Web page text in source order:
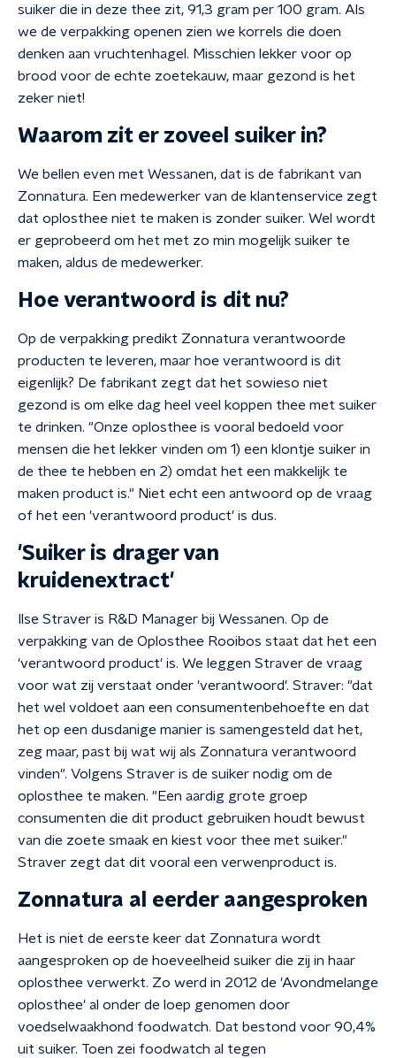
suiker die in deze thee zit, 91,3 gram per 100 gram. Als
we de verpakking openen zien we korrels die doen
denken aan vruchtenhagel. Misschien lekker voor op
brood voor de echte zoetekauw, maar gezond is het
zeker niet!
Waarom zit er zoveel suiker in?
We bellen even met Wessanen, dat is de fabrikant van
Zonnatura. Een medewerker van de klantenservice zegt
dat oplosthee niet te maken is zonder suiker. Wel wordt
er geprobeerd om het met zo min mogelijk suiker te
maken, aldus de medewerker.
Hoe verantwoord is dit nu?
Op de verpakking predikt Zonnatura verantwoorde
producten te leveren, maar hoe verantwoord is dit
eigenlijk? De fabrikant zegt dat het sowieso niet
gezond is om elke dag heel veel koppen thee met suiker
te drinken. "Onze oplosthee is vooral bedoeld voor
mensen die het lekker vinden om 1) een klontje suiker in
de thee te hebben en 2) omdat het een makkelijk te
maken product is." Niet echt een antwoord op de vraag
of het een 'verantwoord product' is dus.
'Suiker is drager van
kruidenextract'
Ilse Straver is R&D Manager bij Wessanen. Op de
verpakking van de Oplosthee Rooibos staat dat het een
'verantwoord product' is. We leggen Straver de vraag
voor wat zij verstaat onder 'verantwoord'. Straver: "dat
het wel voldoet aan een consumentenbehoefte en dat
het op een dusdanige manier is samengesteld dat het,
zeg maar, past bij wat wij als Zonnatura verantwoord
vinden". Volgens Straver is de suiker nodig om de
oplosthee te maken. "Een aardig grote groep
consumenten die dit product gebruiken houdt bewust
van die zoete smaak en kiest voor thee met suiker."
Straver zegt dat dit vooral een verwenproduct is.
Zonnatura al eerder aangesproken
Het is niet de eerste keer dat Zonnatura wordt
aangesproken op de hoeveelheid suiker die zij in haar
oplosthee verwerkt. Zo werd in 2012 de 'Avondmelange
oplosthee' al onder de loep genomen door
voedselwaakhond foodwatch. Dat bestond voor 90,4%
uit suiker. Toen zei foodwatch al tegen